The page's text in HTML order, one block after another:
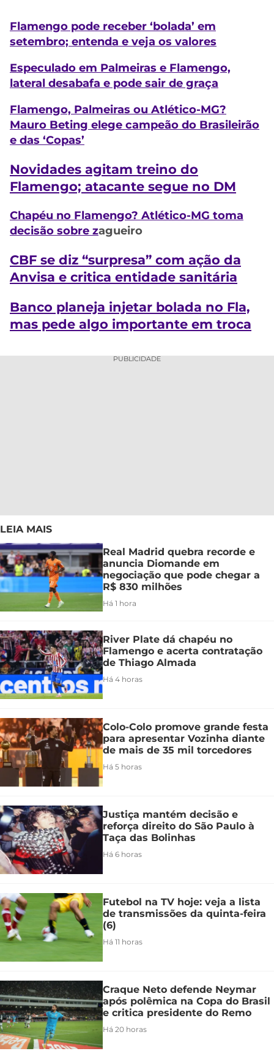
Flamengo pode receber ‘bolada’ em
setembro; entenda e veja os valores
Especulado em Palmeiras e Flamengo,
lateral desabafa e pode sair de graça
Flamengo, Palmeiras ou Atlético-MG?
Mauro Beting elege campeão do Brasileirão
e das ‘Copas’
Novidades agitam treino do
Flamengo; atacante segue no DM
Chapéu no Flamengo? Atlético-MG toma
decisão sobre zagueiro
CBF se diz “surpresa” com ação da
Anvisa e critica entidade sanitária
Banco planeja injetar bolada no Fla,
mas pede algo importante em troca
PUBLICIDADE
LEIA MAIS
Real Madrid quebra recorde e
anuncia Diomande em
negociação que pode chegar a
R$ 830 milhões
Há 1 hora
River Plate dá chapéu no
Flamengo e acerta contratação
de Thiago Almada
Há 4 horas
Colo-Colo promove grande festa
para apresentar Vozinha diante
de mais de 35 mil torcedores
Há 5 horas
Justiça mantém decisão e
reforça direito do São Paulo à
Taça das Bolinhas
Há 6 horas
Futebol na TV hoje: veja a lista
de transmissões da quinta-feira
(6)
Há 11 horas
Craque Neto defende Neymar
após polêmica na Copa do Brasil
e critica presidente do Remo
Há 20 horas